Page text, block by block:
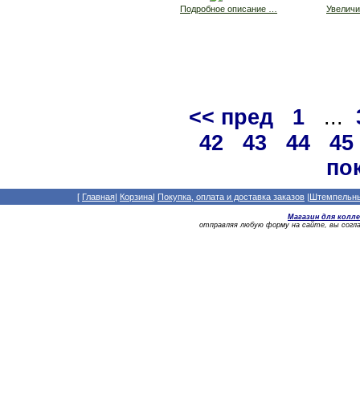
Подробное описание …
<< пред 1 ...
42
43 44
45
[ Главная| Корзина| Покупка, оплата и доставка заказов |
Магазин для
отправляя любую форму на сайте, вы